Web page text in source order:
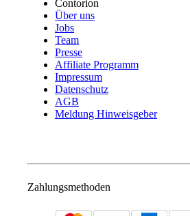
Contorion
Über uns
Jobs
Team
Presse
Affiliate Programm
Impressum
Datenschutz
AGB
Meldung Hinweisgeber
Zahlungsmethoden